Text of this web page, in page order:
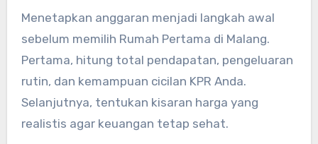
Menetapkan anggaran menjadi langkah awal
sebelum memilih Rumah Pertama di Malang.
Pertama, hitung total pendapatan, pengeluaran
rutin, dan kemampuan cicilan KPR Anda.
Selanjutnya, tentukan kisaran harga yang
realistis agar keuangan tetap sehat.